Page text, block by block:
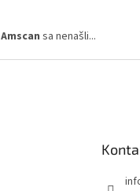
Amscan sa nenašli...